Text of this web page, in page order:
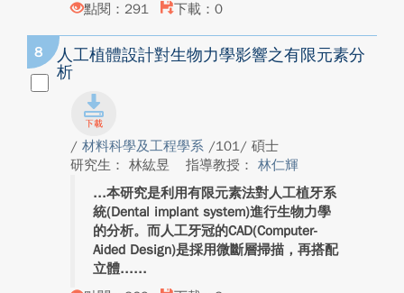
點閱：291
下載：0
8
人工植體設計對生物力學影響之有限元素分
析
/ 材料科學及工程學系 /101/ 碩士
研究生： 林紘昱
指導教授： 林仁輝
本研究是利用有限元素法對人工植牙系
統(Dental implant system)進行生物力學
的分析。而人工牙冠的CAD(Computer-
Aided Design)是採用微斷層掃描，再搭配
立體...